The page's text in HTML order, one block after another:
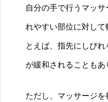
自分の手で行うマッ
れやすい部位に対し
とえば、指先にしび
が緩和されることもあ
ただし、マッサージ